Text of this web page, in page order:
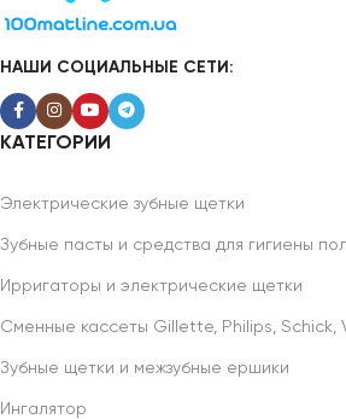
НАШИ СОЦИАЛЬНЫЕ СЕТИ:
КАТЕГОРИИ
Электрические зубные щетки
Зубные пасты и средства для гигиены
Ирригаторы и электрические щетки
Сменные кассеты Gillette, Philips, Schick,
Зубные щетки и межзубные ершики
Ингалятор